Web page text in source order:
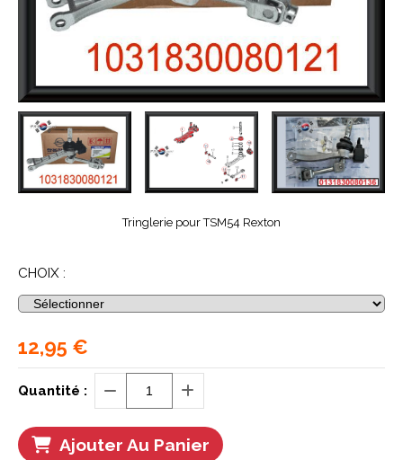
Tringlerie pour TSM54 Rexton
CHOIX :
12,95 €
Quantité :
Ajouter Au Panier